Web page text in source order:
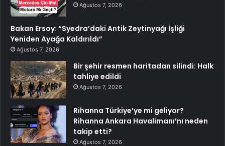
Ağustos 7, 2026
Bakan Ersoy: “Syedra’daki Antik Zeytinyağı İşliği
Yeniden Ayağa Kaldırıldı”
Ağustos 7, 2026
Bir şehir resmen haritadan silindi: Halk
tahliye edildi
Ağustos 7, 2026
Rihanna Türkiye’ye mi geliyor?
Rihanna Ankara Havalimanı’nı neden
takip etti?
Ağustos 7, 2026